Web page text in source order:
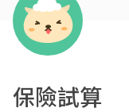
保險試算